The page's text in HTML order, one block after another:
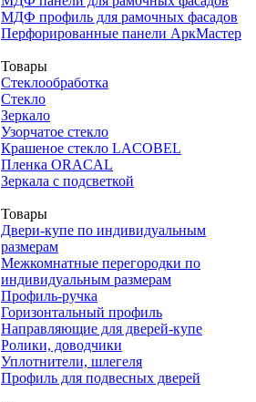
МДФ профиль для рамочных фасадов
Перфорированные панели АркМастер
Товары
Стеклообработка
Стекло
Зеркало
Узорчатое стекло
Крашеное стекло LACOBEL
Пленка ORACAL
Зеркала с подсветкой
Товары
Двери-купе по индивидуальным
размерам
Межкомнатные перегородки по
индивидуальным размерам
Профиль-ручка
Горизонтальный профиль
Направляющие для дверей-купе
Ролики, доводчики
Уплотнители, шлегеля
Профиль для подвесных дверей